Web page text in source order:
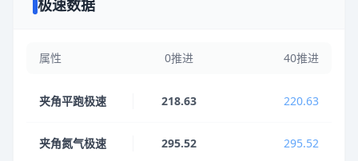
极速数据
属性 0推进 40推进
夹角平跑极速 218.63 220.63
夹角氮气极速 295.52 295.52